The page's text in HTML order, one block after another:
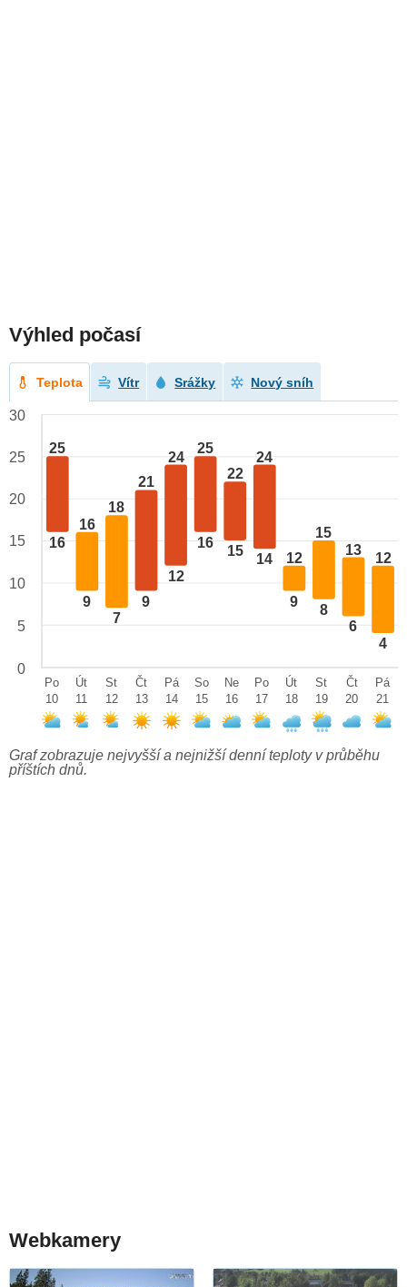
Výhled počasí
Teplota Vítr Srážky Nový sníh
25
16
16
9
18
7
21
9
24
12
25
16
22
15
24
14 12
9
15
8
13
6
12
4
30
25
20
15
10
5
0
Po
10
Út
11
St
12
Čt
13
Pá
14
So
15
Ne
16
Po
17
Út
18
St
19
Čt
20
Pá
21
Graf zobrazuje nejvyšší a nejnižší denní teploty v průběhu
příštích dnů.
Webkamery